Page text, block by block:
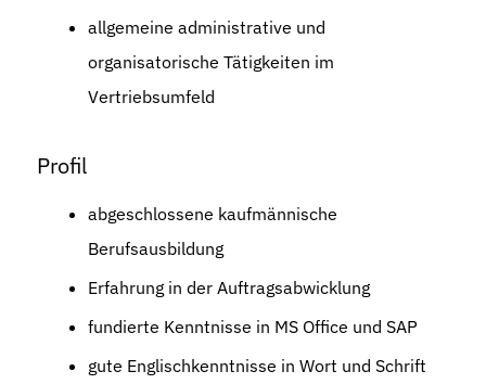
allgemeine administrative und
organisatorische Tätigkeiten im
Vertriebsumfeld
Profil
abgeschlossene kaufmännische
Berufsausbildung
Erfahrung in der Auftragsabwicklung
fundierte Kenntnisse in MS Office und SAP
gute Englischkenntnisse in Wort und Schrift